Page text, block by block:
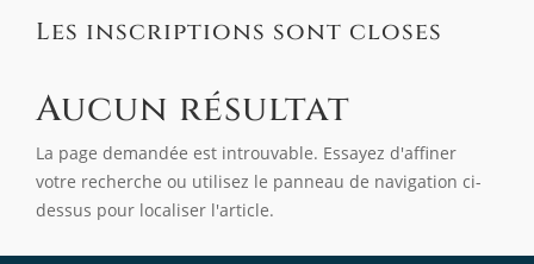
Les inscriptions sont closes
Aucun résultat
La page demandée est introuvable. Essayez d'affiner
votre recherche ou utilisez le panneau de navigation ci-
dessus pour localiser l'article.